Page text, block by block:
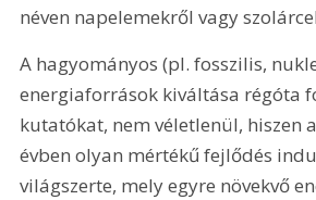
néven napelemekről vagy
A hagyományos (pl. fosszilis,
energiaforrások kiváltása régóta
kutatókat, nem véletlenül, hiszen
évben olyan mértékű fejlődés
világszerte, mely egyre növekvő